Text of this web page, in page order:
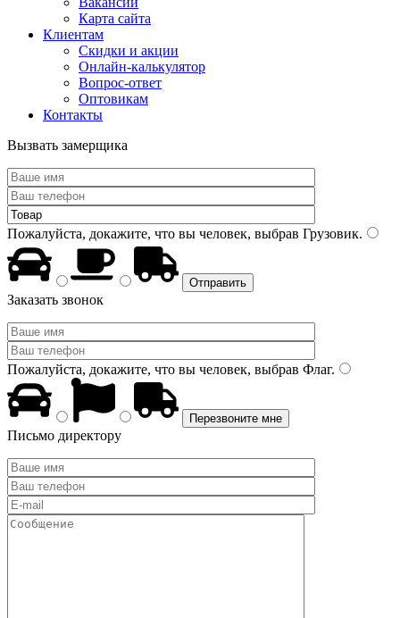
Карта сайта
Клиентам
Скидки и акции
Онлайн-калькулятор
Вопрос-ответ
Оптовикам
Контакты
Вызвать замерщика
Пожалуйста, докажите, что вы человек, выбрав Грузовик.
Заказать звонок
Пожалуйста, докажите, что вы человек, выбрав Флаг.
Письмо директору